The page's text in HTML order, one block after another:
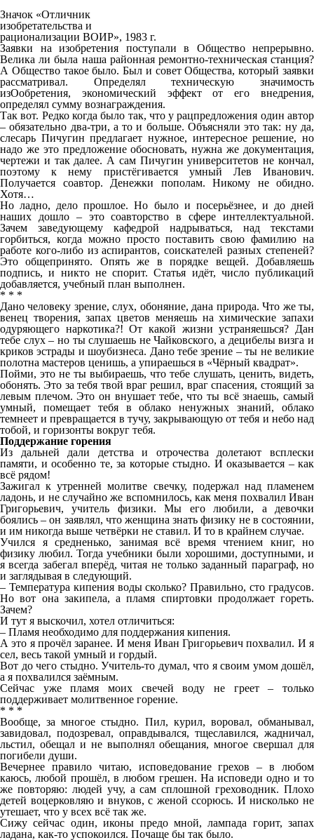
Значок «Отличник
изобретательства и
рационализации ВОИР», 1983 г.
Заявки на изобретения поступали в Общество непрерывно.
Велика ли была наша районная ремонтно-техническая станция?
А Общество такое было. Был и совет Общества, который заявки
рассматривал. Определял техническую значимость
изОобретения, экономический эффект от его внедрения,
определял сумму вознаграждения.
Так вот. Редко когда было так, что у рацпредложения один автор
– обязательно два-три, а то и больше. Объясняли это так: ну да,
слесарь Пичугин предлагает нужное, интересное решение, но
надо же это предложение обосновать, нужна же документация,
чертежи и так далее. А сам Пичугин университетов не кончал,
поэтому к нему пристёгивается умный Лев Иванович.
Получается соавтор. Денежки пополам. Никому не обидно.
Хотя…
Но ладно, дело прошлое. Но было и посерьёзнее, и до дней
наших дошло – это соавторство в сфере интеллектуальной.
Зачем заведующему кафедрой надрываться, над текстами
горбиться, когда можно просто поставить свою фамилию на
работе кого-либо из аспирантов, соискателей разных степеней?
Это общепринято. Опять же в порядке вещей. Добавляешь
подпись, и никто не спорит. Статья идёт, число публикаций
добавляется, учебный план выполнен.
* * *
Дано человеку зрение, слух, обоняние, дана природа. Что же ты,
венец творения, запах цветов меняешь на химические запахи
одуряющего наркотика?! От какой жизни устраняешься? Дан
тебе слух – но ты слушаешь не Чайковского, а децибелы визга и
криков эстрады и шоубизнеса. Дано тебе зрение – ты не великие
полотна мастеров ценишь, а упираешься в «Чёрный квадрат».
Пойми, это не ты выбираешь, что тебе слушать, ценить, видеть,
обонять. Это за тебя твой враг решил, враг спасения, стоящий за
левым плечом. Это он внушает тебе, что ты всё знаешь, самый
умный, помещает тебя в облако ненужных знаний, облако
темнеет и превращается в тучу, закрывающую от тебя и небо над
тобой, и горизонты вокруг тебя.
Поддержание горения
Из дальней дали детства и отрочества долетают всплески
памяти, и особенно те, за которые стыдно. И оказывается – как
всё рядом!
Зажигал к утренней молитве свечку, подержал над пламенем
ладонь, и не случайно же вспомнилось, как меня похвалил Иван
Григорьевич, учитель физики. Мы его любили, а девочки
боялись – он заявлял, что женщина знать физику не в состоянии,
и им никогда выше четвёрки не ставил. И то в крайнем случае.
Учился я средненько, занимая всё время чтением книг, но
физику любил. Тогда учебники были хорошими, доступными, и
я всегда забегал вперёд, читая не только заданный параграф, но
и заглядывая в следующий.
– Температура кипения воды сколько? Правильно, сто градусов.
Но вот она закипела, а пламя спиртовки продолжает гореть.
Зачем?
И тут я выскочил, хотел отличиться:
– Пламя необходимо для поддержания кипения.
А это я прочёл заранее. И меня Иван Григорьевич похвалил. И я
сел, весь такой умный и гордый.
Вот до чего стыдно. Учитель-то думал, что я своим умом дошёл,
а я похвалился заёмным.
Сейчас уже пламя моих свечей воду не греет – только
поддерживает молитвенное горение.
* * *
Вообще, за многое стыдно. Пил, курил, воровал, обманывал,
завидовал, подозревал, оправдывался, тщеславился, жадничал,
льстил, обещал и не выполнял обещания, многое свершал для
погибели души.
Вечернее правило читаю, исповедование грехов – в любом
каюсь, любой прошёл, в любом грешен. На исповеди одно и то
же повторяю: людей учу, а сам сплошной греховодник. Плохо
детей воцерковляю и внуков, с женой ссорюсь. И нисколько не
утешает, что у всех всё так же.
Сижу сейчас один, иконы предо мной, лампада горит, запах
ладана, как-то успокоился. Почаще бы так было.